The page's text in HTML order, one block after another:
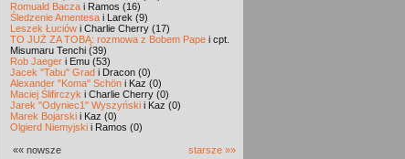
Romuald Bacza i Ramos (16)
Śledzenie Amentesa i Larek (9)
Leszek Łuciów i Charlie Cherry (17)
TO JUŻ ZA TOBĄ: rozmowa z Bobem Pape i cpt.
Misumaru Tenchi (39)
Rob Jaeger i Emu (53)
Jacek "Tabu" Grad i Dracon (0)
Alexander "Koma" Schön i Kaz (0)
Maciej Ślifirczyk i Charlie Cherry (0)
Jarek "Odyniec1" Wyszyński i Kaz (0)
Marek Bojarski i Kaz (0)
Olgierd Niemyjski i Ramos (0)
«« nowsze starsze »»